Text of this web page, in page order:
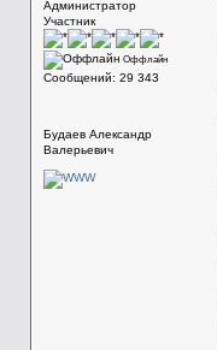
Администратор
Участник
Оффлайн
Сообщений: 29 343
Будаев Александр
Валерьевич